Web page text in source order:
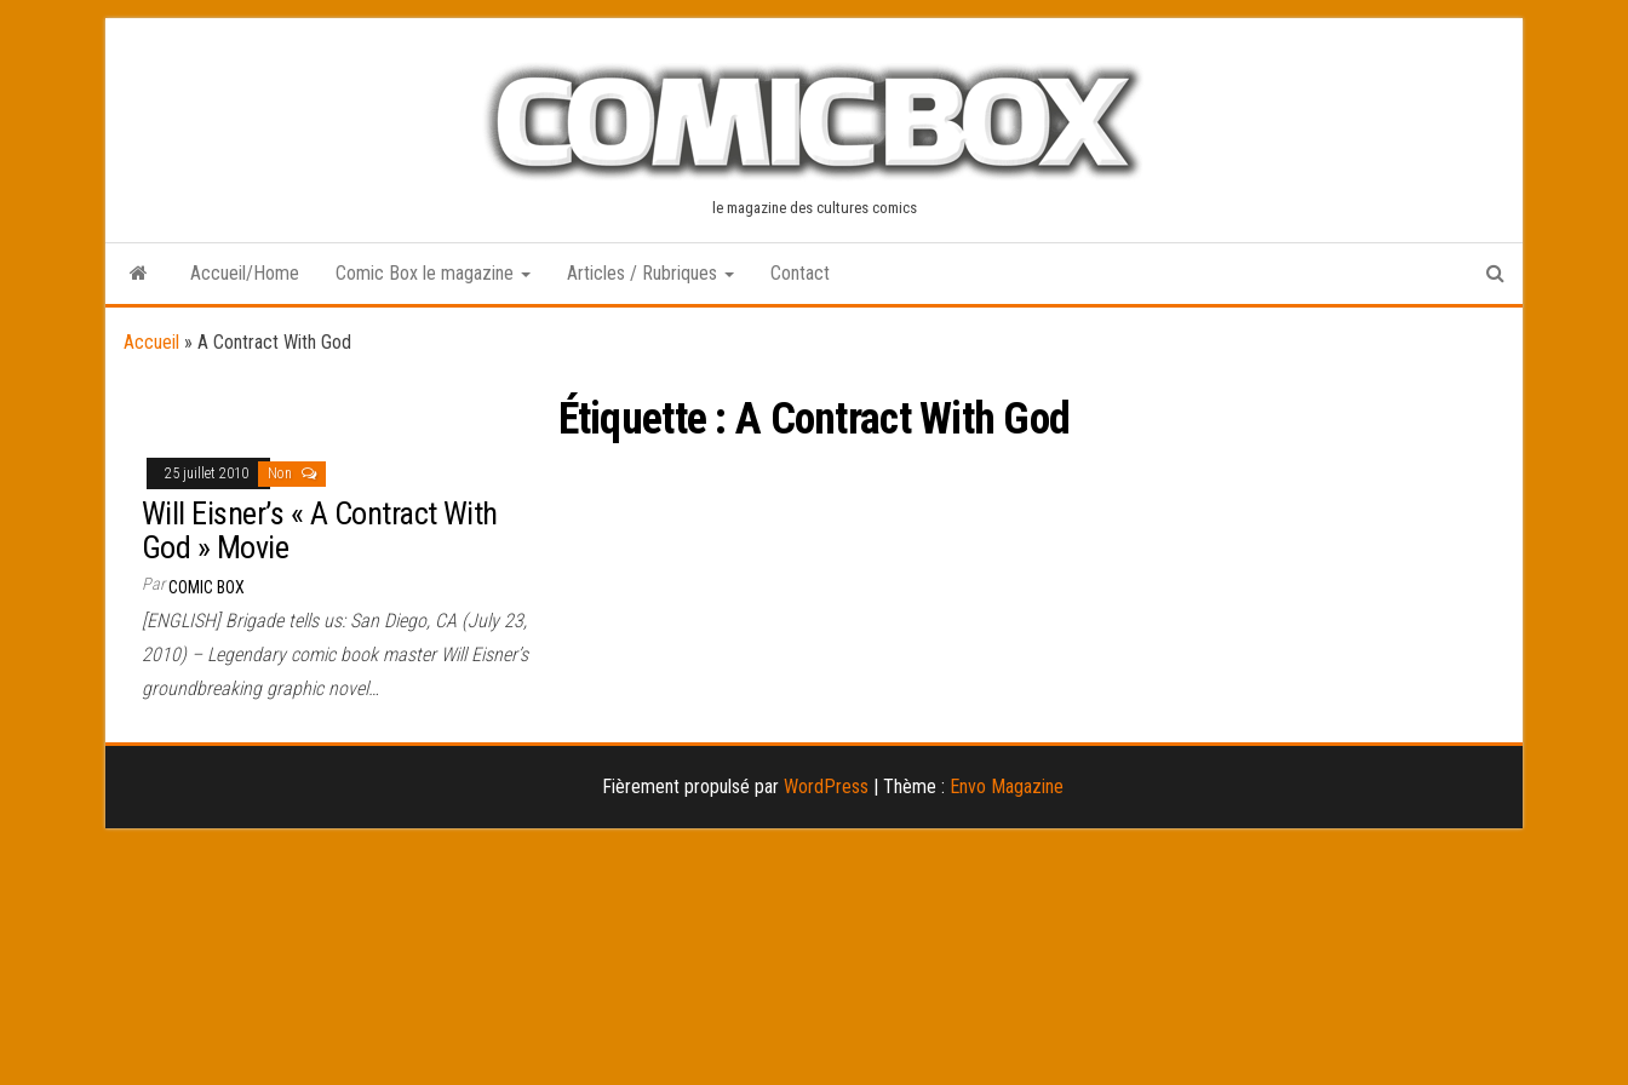
le magazine des cultures comics
Accueil/Home Comic Box le magazine Articles / Rubriques Contact
Accueil » A Contract With God
Étiquette :A Contract With God
25 juillet 2010 Non
Will Eisner’s « A Contract With
God » Movie
ParCOMIC BOX
[ENGLISH] Brigade tells us: San Diego, CA (July 23,
2010) – Legendary comic book master Will Eisner’s
groundbreaking graphic novel…
Fièrement propulsé par WordPress | Thème : Envo Magazine